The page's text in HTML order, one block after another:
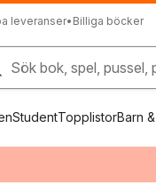
leveranser• Billiga böcker
Sök bok, spel, pussel,
StudentTopplistorBarn